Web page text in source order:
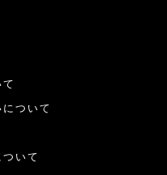
ついて
いて